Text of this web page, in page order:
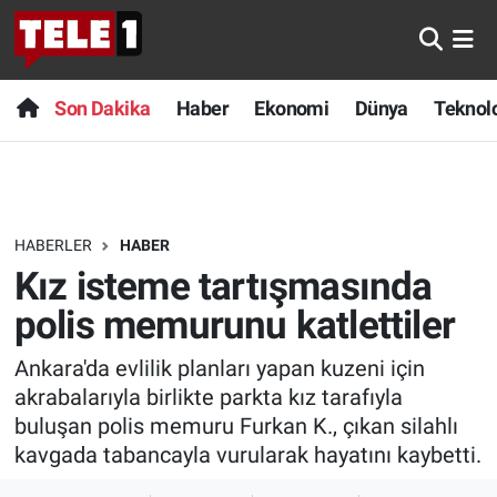
Son Dakika Haber Ekonomi Dünya
HABERLER HABER
Kız isteme tartışmasında
polis memurunu katlettiler
Ankara'da evlilik planları yapan kuzeni için
akrabalarıyla birlikte parkta kız tarafıyla
buluşan polis memuru Furkan K., çıkan silahlı
kavgada tabancayla vurularak hayatını kaybetti.
Anında Manşet
Başka Sohbetler
Bilim turu
Bilim ve Teknoloji Evreni
Doğa Konuşuyor
Dünya
Son Dakika
Haber
Dünya
Teknoloji
Sağlık
Spor
Nöbetçi Eczaneler
Hava Durumu
Trafik Durumu
Süper Lig Puan Durumu ve Fikstür
Tüm Manşetler
Son Dakika Haberleri